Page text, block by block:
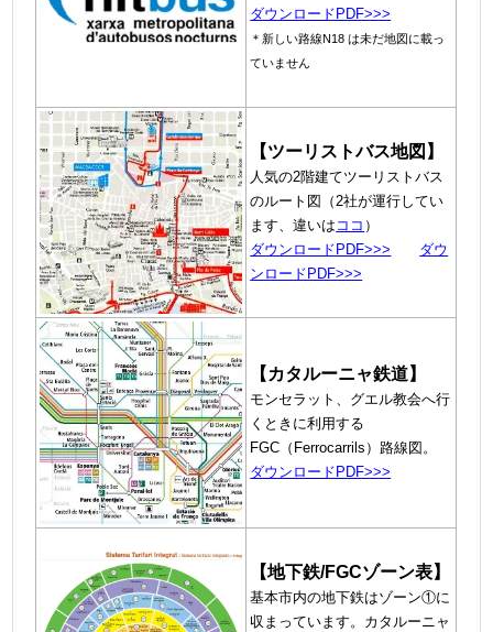
ダウンロードPDF>>>
＊新しい路線N18 は未だ地図に載っ
ていません
【ツーリストバス地図】
人気の2階建てツーリストバス
のルート図（2社が運行してい
ます、違いは ココ ）
ダウンロードPDF>>>
ダウ
ンロードPDF>>>
【カタルーニャ鉄道】
モンセラット、グエル教会へ行
くときに利用する
FGC（Ferrocarrils）路線図。
ダウンロードPDF>>>
【地下鉄/FGCゾーン表】
基本市内の地下鉄はゾーン①に
収まっています。カタルーニャ